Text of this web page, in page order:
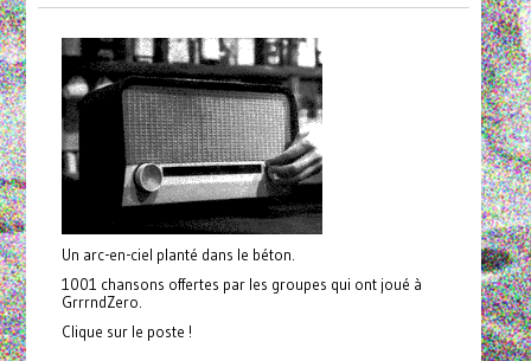
Un arc-en-ciel planté dans le béton.
1001 chansons offertes par les groupes qui ont joué à
GrrrndZero.
Clique sur le poste !